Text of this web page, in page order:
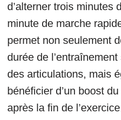
d’alterner trois minutes
minute de marche
permet non seulement
durée de
des articulations, mais
bénéficier d’un boost
après la fin de